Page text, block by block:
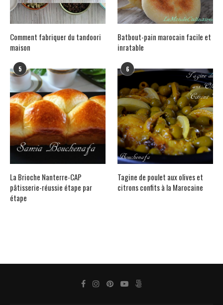
Comment fabriquer du tandoori
maison
Batbout-pain marocain facile et
inratable
5
La Brioche Nanterre-CAP
pâtisserie-réussie étape par
étape
6
Tagine de poulet aux olives et
citrons confits à la Marocaine